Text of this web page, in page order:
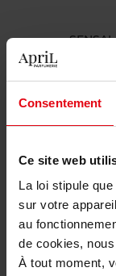
Consentement
Ce site web
La loi stipule
sur votre
au
de cookies,
À tout moment,
SENSAI
EYE COLOUR
55,90 €